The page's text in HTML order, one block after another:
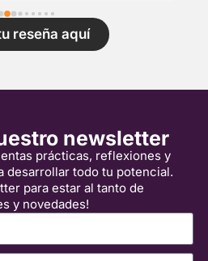
reseña aquí
newsletter
prácticas, reflexiones y
desarrollar todo tu potencial.
para estar al tanto de
y novedades!